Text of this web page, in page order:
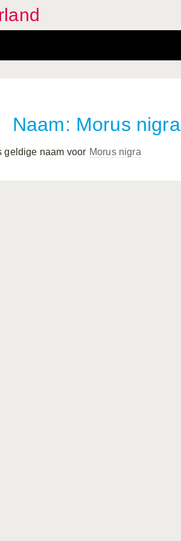
Naam: Morus nigra
geldige naam voor Morus nigra